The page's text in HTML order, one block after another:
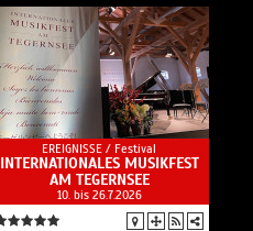
EREIGNISSE / Festival
INTERNATIONALES MUSIKFEST
AM TEGERNSEE
10. bis 26.7.2026